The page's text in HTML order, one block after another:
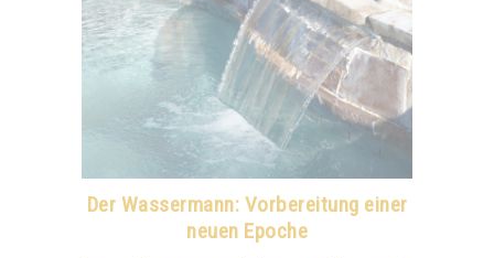
Der Wassermann: Vorbereitung einer
neuen Epoche